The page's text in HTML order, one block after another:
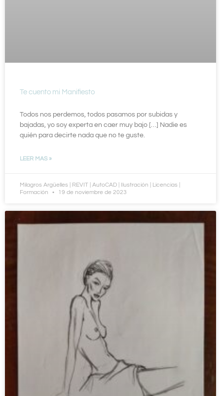
Te cuento mi Manifiesto
Todos nos perdemos, todos pasamos por subidas y
bajadas, yo soy experta en caer muy bajo […] Nadie es
quién para decirte nada que no te guste.
LEER MAS »
Milagros Argüelles | REVIT | AutoCAD | Ilustración | Licencias |
Formación
19 de noviembre de 2023